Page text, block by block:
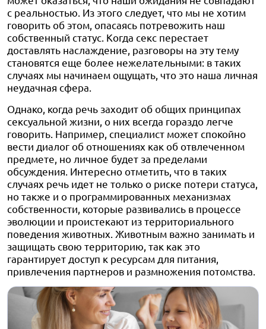
с реальностью. Из этого следует, что мы не хотим
говорить об этом, опасаясь потревожить наш
собственный статус. Когда секс перестает
доставлять наслаждение, разговоры на эту тему
становятся еще более нежелательными: в таких
случаях мы начинаем ощущать, что это наша личная
неудачная сфера.
Однако, когда речь заходит об общих принципах
сексуальной жизни, о них всегда гораздо легче
говорить. Например, специалист может спокойно
вести диалог об отношениях как об отвлеченном
предмете, но личное будет за пределами
обсуждения. Интересно отметить, что в таких
случаях речь идет не только о риске потери статуса,
но также и о программированных механизмах
собственности, которые развивались в процессе
эволюции и проистекают из территориального
поведения животных. Животным важно занимать и
защищать свою территорию, так как это
гарантирует доступ к ресурсам для питания,
привлечения партнеров и размножения потомства.